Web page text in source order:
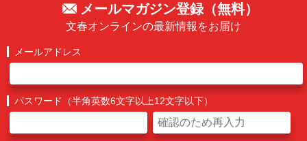
メールマガジン登録（無料）
文春オンラインの最新情報をお届け
メールアドレス
パスワード（半角英数6文字以上12文字以下）